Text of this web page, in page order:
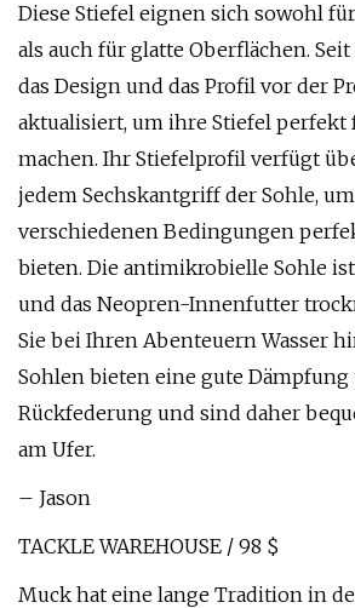
Diese Stiefel eignen sich sowohl
als auch für glatte Oberflächen. Seit
das Design und das Profil vor der
aktualisiert, um ihre Stiefel perfekt
machen. Ihr Stiefelprofil verfügt
jedem Sechskantgriff der Sohle,
verschiedenen Bedingungen
bieten. Die antimikrobielle Sohle
und das Neopren-Innenfutter
Sie bei Ihren Abenteuern Wasser
Sohlen bieten eine gute Dämpfung
Rückfederung und sind daher
am Ufer.
– Jason
TACKLE WAREHOUSE / 98 $
Muck hat eine lange Tradition in